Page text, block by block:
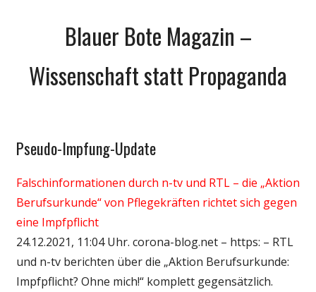
Blauer Bote Magazin –
Wissenschaft statt Propaganda
Gesellschaft
Politik
Wirtschaft
Wissenschaft
Pseudo-Impfung-Update
Falschinformationen durch n-tv und RTL – die „Aktion
Berufsurkunde“ von Pflegekräften richtet sich gegen
eine Impfpflicht
24.12.2021, 11:04 Uhr. corona-blog.net – https: – RTL
und n-tv berichten über die „Aktion Berufsurkunde:
Impfpflicht? Ohne mich!“ komplett gegensätzlich.